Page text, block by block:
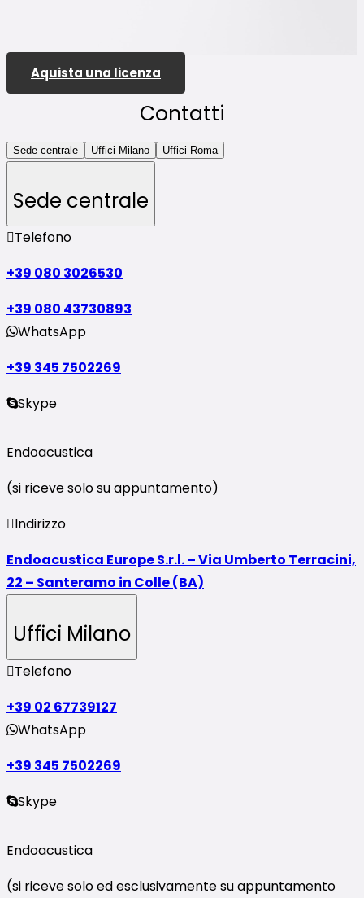
Aquista una licenza
Contatti
Sede centrale Uffici Milano Uffici Roma
Sede centrale
Telefono
+39 080 3026530
+39 080 43730893
WhatsApp
+39 345 7502269
Skype
Endoacustica
(si riceve solo su appuntamento)
Indirizzo
Endoacustica Europe S.r.l. – Via Umberto Terracini,
22 – Santeramo in Colle (BA)
Uffici Milano
Telefono
+39 02 67739127
WhatsApp
+39 345 7502269
Skype
Endoacustica
(si riceve solo ed esclusivamente su appuntamento